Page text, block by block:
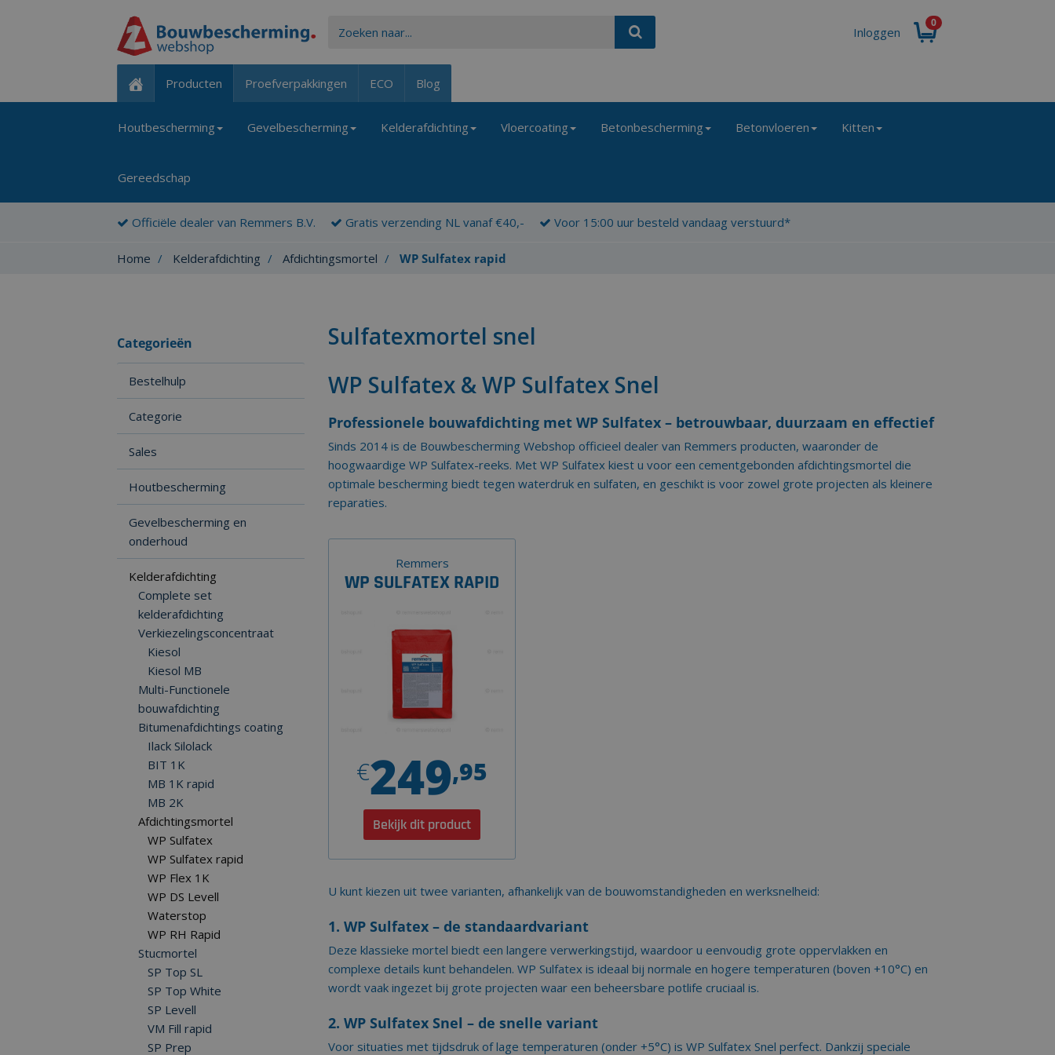
Inloggen
0
Producten Proefverpakkingen ECO Blog
Houtbescherming Gevelbescherming Kelderafdichting Vloercoating Betonbescherming Betonvloeren Kitten
Gereedschap
Officiële dealer van Remmers B.V. Gratis verzending NL vanaf €40,- Voor 15:00 uur besteld vandaag verstuurd*
Home Kelderafdichting Afdichtingsmortel WP Sulfatex rapid
Sulfatexmortel snel
WP Sulfatex & WP Sulfatex Snel
Professionele bouwafdichting met WP Sulfatex – betrouwbaar, duurzaam en effectief
Sinds 2014 is de Bouwbescherming Webshop officieel dealer van Remmers producten, waaronder de
hoogwaardige WP Sulfatex-reeks. Met WP Sulfatex kiest u voor een cementgebonden afdichtingsmortel die
optimale bescherming biedt tegen waterdruk en sulfaten, en geschikt is voor zowel grote projecten als kleinere
reparaties.
Remmers
WP SULFATEX RAPID
€249,95
Bekijk dit product
U kunt kiezen uit twee varianten, afhankelijk van de bouwomstandigheden en werksnelheid:
1. WP Sulfatex – de standaardvariant
Deze klassieke mortel biedt een langere verwerkingstijd, waardoor u eenvoudig grote oppervlakken en
complexe details kunt behandelen. WP Sulfatex is ideaal bij normale en hogere temperaturen (boven +10°C) en
wordt vaak ingezet bij grote projecten waar een beheersbare potlife cruciaal is.
2. WP Sulfatex Snel – de snelle variant
Voor situaties met tijdsdruk of lage temperaturen (onder +5°C) is WP Sulfatex Snel perfect. Dankzij speciale
Categorieën
Bestelhulp
Categorie
Sales
Houtbescherming
Gevelbescherming en
onderhoud
Kelderafdichting
Complete set
kelderafdichting
Verkiezelingsconcentraat
Kiesol
Kiesol MB
Multi-Functionele
bouwafdichting
Bitumenafdichtings coating
Ilack Silolack
BIT 1K
MB 1K rapid
MB 2K
Afdichtingsmortel
WP Sulfatex
WP Sulfatex rapid
WP Flex 1K
WP DS Levell
Waterstop
WP RH Rapid
Stucmortel
SP Top SL
SP Top White
SP Levell
VM Fill rapid
SP Prep